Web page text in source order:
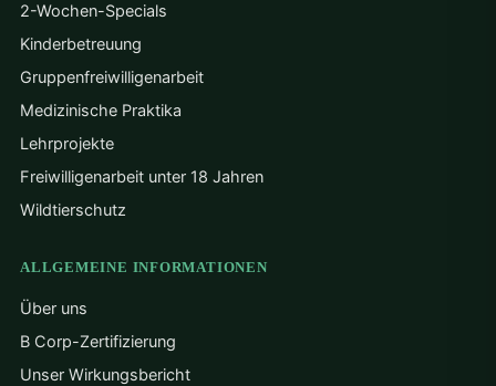
2-Wochen-Specials
Kinderbetreuung
Gruppenfreiwilligenarbeit
Medizinische Praktika
Lehrprojekte
Freiwilligenarbeit unter 18 Jahren
Wildtierschutz
ALLGEMEINE INFORMATIONEN
Über uns
B Corp-Zertifizierung
Unser Wirkungsbericht